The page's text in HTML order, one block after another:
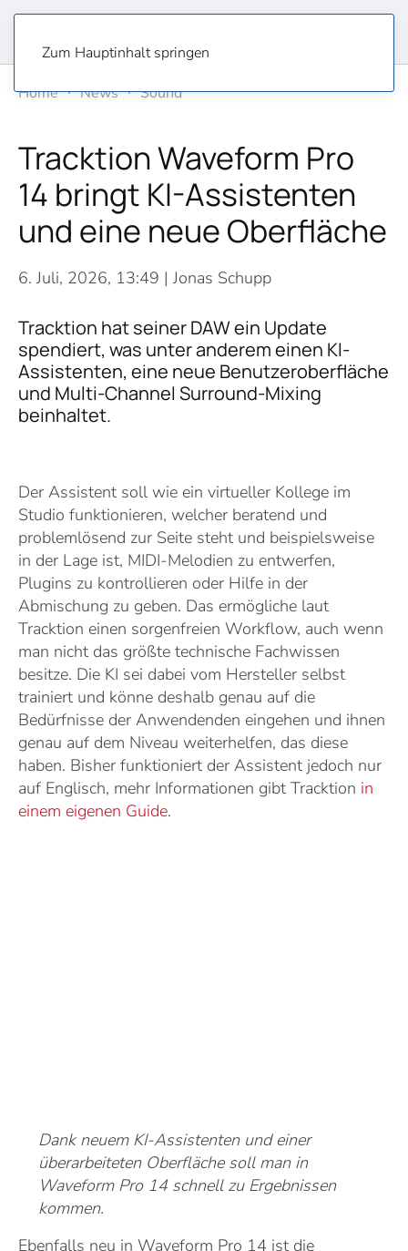
Zum Hauptinhalt springen
Home
News Sound
Tracktion Waveform Pro
14 bringt KI-Assistenten
und eine neue Oberfläche
6. Juli, 2026, 13:49 | Jonas Schupp
Tracktion hat seiner DAW ein Update
spendiert, was unter anderem einen KI-
Assistenten, eine neue Benutzeroberfläche
und Multi-Channel Surround-Mixing
beinhaltet.
Der Assistent soll wie ein virtueller Kollege im
Studio funktionieren, welcher beratend und
problemlösend zur Seite steht und beispielsweise
in der Lage ist, MIDI-Melodien zu entwerfen,
Plugins zu kontrollieren oder Hilfe in der
Abmischung zu geben. Das ermögliche laut
Tracktion einen sorgenfreien Workflow, auch wenn
man nicht das größte technische Fachwissen
besitze. Die KI sei dabei vom Hersteller selbst
trainiert und könne deshalb genau auf die
Bedürfnisse der Anwendenden eingehen und ihnen
genau auf dem Niveau weiterhelfen, das diese
haben. Bisher funktioniert der Assistent jedoch nur
auf Englisch, mehr Informationen gibt Tracktion in
einem eigenen Guide.
Dank neuem KI-Assistenten und einer
überarbeiteten Oberfläche soll man in
Waveform Pro 14 schnell zu Ergebnissen
kommen.
Ebenfalls neu in Waveform Pro 14 ist die